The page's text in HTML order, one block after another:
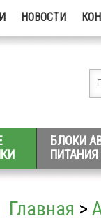
НОВОСТИ
БЛОКИ
ПИТАНИЯ
Главная >